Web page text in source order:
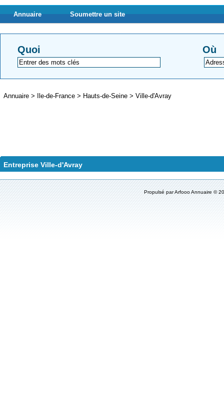
Annuaire Soumettre un site
Quoi Où
Annuaire > Ile-de-France > Hauts-de-Seine > Ville-d'Avray
Entreprise Ville-d'Avray
Propulsé parArfooo Annuaire ©